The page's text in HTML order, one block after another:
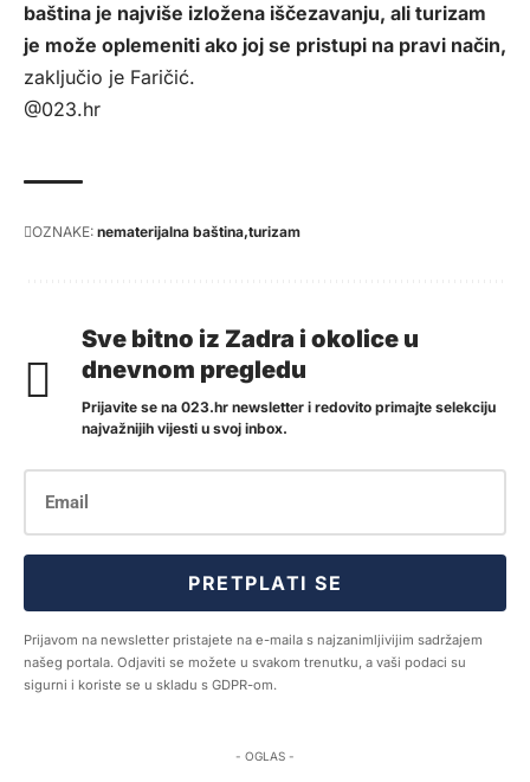
baština je najviše izložena iščezavanju, ali turizam
je može oplemeniti ako joj se pristupi na pravi način,
zaključio je Faričić.
@023.hr
OZNAKE: nematerijalna baština turizam
Sve bitno iz Zadra i okolice u
dnevnom pregledu
Prijavite se na 023.hr newsletter i redovito primajte selekciju
najvažnijih vijesti u svoj inbox.
PRETPLATI SE
Prijavom na newsletter pristajete na e-maila s najzanimljivijim sadržajem
našeg portala. Odjaviti se možete u svakom trenutku, a vaši podaci su
sigurni i koriste se u skladu s GDPR-om.
- OGLAS -